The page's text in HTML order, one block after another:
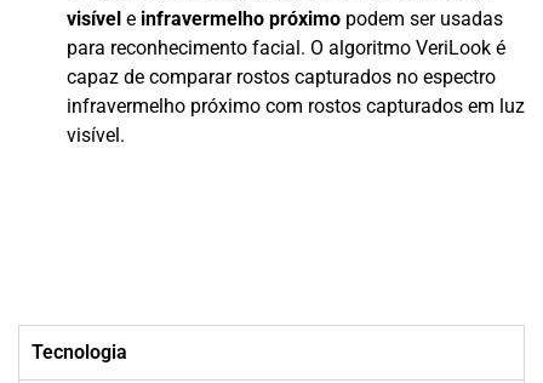
visível e infravermelho próximo podem ser usadas
para reconhecimento facial. O algoritmo VeriLook é
capaz de comparar rostos capturados no espectro
infravermelho próximo com rostos capturados em luz
visível.
Tecnologia